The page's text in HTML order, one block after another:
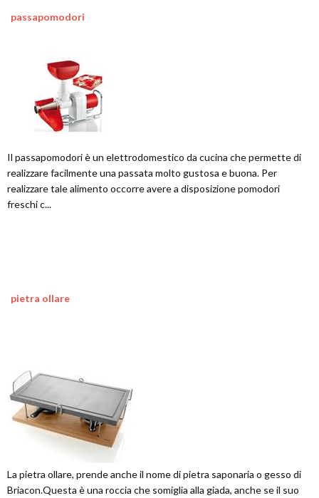
passapomodori
Il passapomodori è un elettrodomestico da cucina che permette di
realizzare facilmente una passata molto gustosa e buona. Per
realizzare tale alimento occorre avere a disposizione pomodori
freschi c...
pietra ollare
La pietra ollare, prende anche il nome di pietra saponaria o gesso di
Briacon.Questa è una roccia che somiglia alla giada, anche se il suo